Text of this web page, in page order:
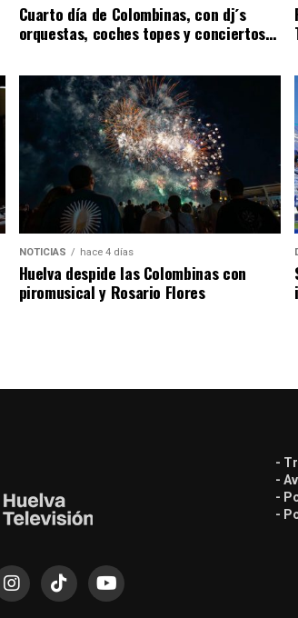
Cuarto día de Colombinas, con dj´s
orquestas, coches topes y conciertos…
NOTICIAS hace 4 días
Huelva despide las Colombinas con
piromusical y Rosario Flores
-
-
-
-